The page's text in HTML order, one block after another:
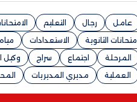
عامل رجال التعليم
امتحانات الثانوية الاستعدادات
مياه
المرحلة اجتماع سراج
وكيل
العملية مديري المديريات